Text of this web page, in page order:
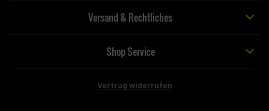
Versand & Rechtliches
Shop Service
Vertrag widerrufen